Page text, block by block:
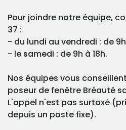
Pour joindre notre équipe,
37 :
- du lundi au vendredi : de
- le samedi : de 9h à 18h.
Nos équipes vous
poseur de fenêtre Bréauté
L'appel n'est pas surtaxé
depuis un poste fixe).